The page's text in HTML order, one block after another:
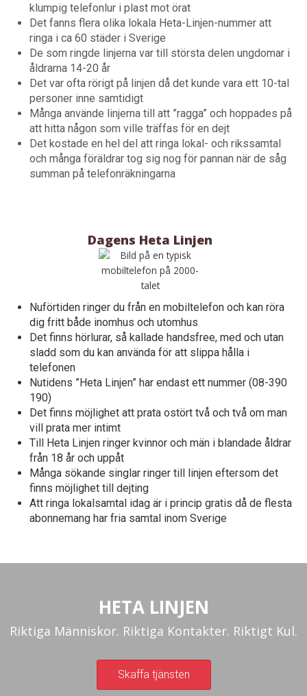
klumpig telefonlur i plast mot örat
Det fanns flera olika lokala Heta-Linjen-nummer att
ringa i ca 60 städer i Sverige
De som ringde linjerna var till största delen ungdomar i
åldrarna 14-20 år
Det var ofta rörigt på linjen då det kunde vara ett 10-tal
personer inne samtidigt
Många använde linjerna till att ”ragga” och hoppades på
att hitta någon som ville träffas för en dejt
Det kostade en hel del att ringa lokal- och rikssamtal
och många föräldrar tog sig nog för pannan när de såg
summan på telefonräkningarna
Dagens Heta Linjen
Nuförtiden ringer du från en mobiltelefon och kan röra
dig fritt både inomhus och utomhus
Det finns hörlurar, så kallade handsfree, med och utan
sladd som du kan använda för att slippa hålla i
telefonen
Nutidens ”Heta Linjen” har endast ett nummer (08-390
190)
Det finns möjlighet att prata ostört två och två om man
vill prata mer intimt
Till Heta Linjen ringer kvinnor och män i blandade åldrar
från 18 år och uppåt
Många sökande singlar ringer till linjen eftersom det
finns möjlighet till dejting
Att ringa lokalsamtal idag är i princip gratis då de flesta
abonnemang har fria samtal inom Sverige
HETA LINJEN
Riktiga Människor. Riktiga Kontakter. Riktigt Kul.
Skaffa tjänsten